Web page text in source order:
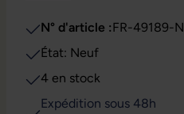
N° d'article :FR-49189-N
État: Neuf
4 en stock
Expédition sous 48h